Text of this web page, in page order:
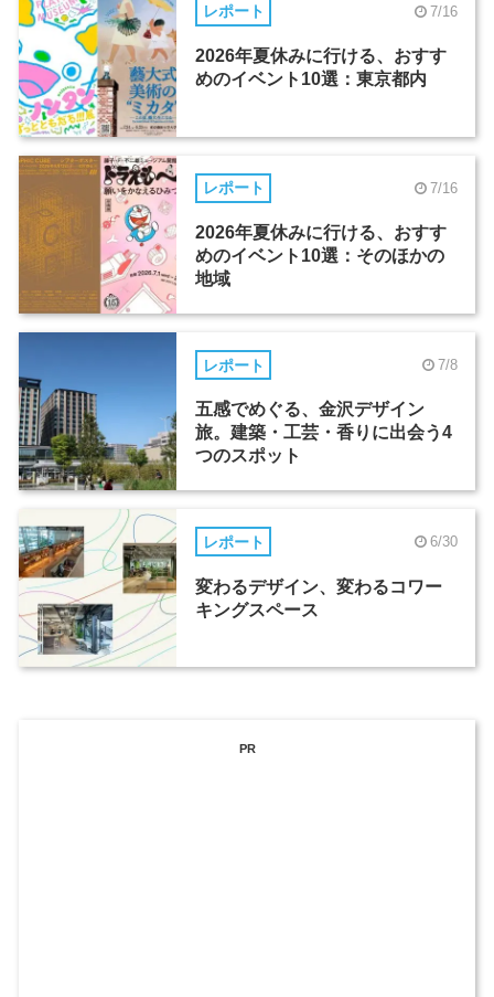
レポート 7/16
2026年夏休みに行ける、おすす
めのイベント10選：東京都内
レポート 7/16
2026年夏休みに行ける、おすす
めのイベント10選：そのほかの
地域
レポート 7/8
五感でめぐる、金沢デザイン
旅。建築・工芸・香りに出会う4
つのスポット
レポート 6/30
変わるデザイン、変わるコワー
キングスペース
PR